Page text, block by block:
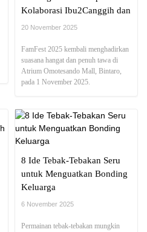
Kolaborasi Ibu2Canggih dan
Lightbeam
20 November 2025
FamFest 2025 kembali menghadirkan
suasana hangat dan penuh tawa di
Atrium Omotesando Mall, Bintaro,
pada 1 November 2025.
8 Ide Tebak-Tebakan Seru
untuk Menguatkan Bonding
Keluarga
6 November 2025
Permainan tebak-tebakan mungkin